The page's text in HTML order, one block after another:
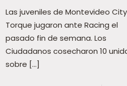
Las juveniles de Montevideo City
Torque jugaron ante Racing el
pasado fin de semana. Los
Ciudadanos cosecharon 10
sobre […]